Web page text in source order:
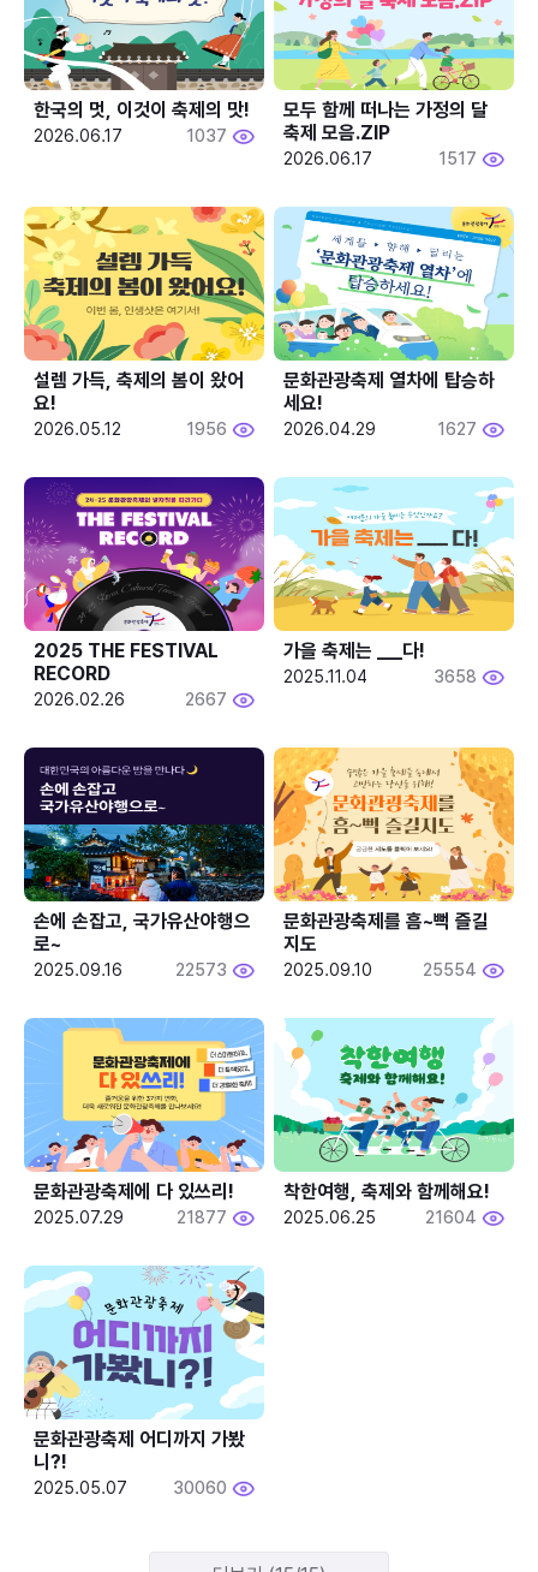
한국의 멋, 이것이 축제의 맛!
2026.06.17 1037
모두 함께 떠나는 가정의 달
축제 모음.ZIP
2026.06.17 1517
설렘 가득, 축제의 봄이 왔어
요!
2026.05.12 1956
문화관광축제 열차에 탑승하
세요!
2026.04.29 1627
2025 THE FESTIVAL
RECORD
2026.02.26 2667
2025.11.04 3658
손에 손잡고, 국가유산야행으
로~
2025.09.16 22573
문화관광축제를 흠~뻑 즐길
지도
2025.09.10 25554
문화관광축제에 다 있쓰리!
2025.07.29 21877
착한여행, 축제와 함께해요!
2025.06.25 21604
문화관광축제 어디까지 가봤
니?!
2025.05.07 30060